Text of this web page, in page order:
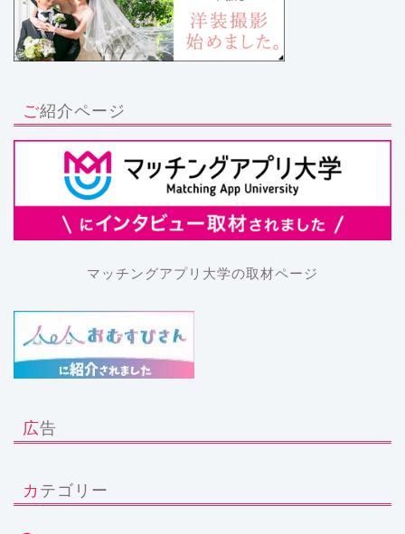
ご紹介ページ
マッチングアプリ大学の取材ページ
広告
カテゴリー